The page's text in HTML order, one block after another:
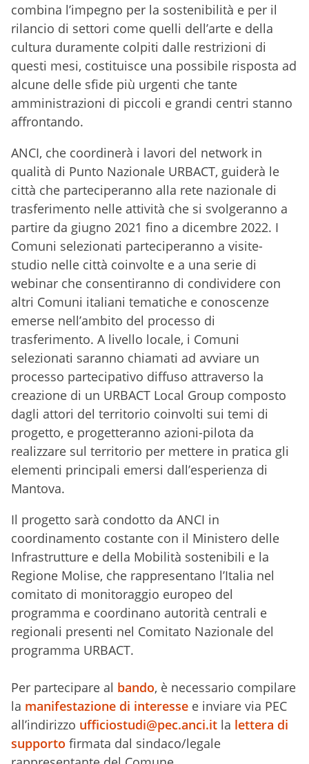
combina l’impegno per la sostenibilità e per il
rilancio di settori come quelli dell’arte e della
cultura duramente colpiti dalle restrizioni di
questi mesi, costituisce una possibile risposta ad
alcune delle sfide più urgenti che tante
amministrazioni di piccoli e grandi centri stanno
affrontando.
ANCI, che coordinerà i lavori del network in
qualità di Punto Nazionale URBACT, guiderà le
città che parteciperanno alla rete nazionale di
trasferimento nelle attività che si svolgeranno a
partire da giugno 2021 fino a dicembre 2022. I
Comuni selezionati parteciperanno a visite-
studio nelle città coinvolte e a una serie di
webinar che consentiranno di condividere con
altri Comuni italiani tematiche e conoscenze
emerse nell’ambito del processo di
trasferimento. A livello locale, i Comuni
selezionati saranno chiamati ad avviare un
processo partecipativo diffuso attraverso la
creazione di un URBACT Local Group composto
dagli attori del territorio coinvolti sui temi di
progetto, e progetteranno azioni-pilota da
realizzare sul territorio per mettere in pratica gli
elementi principali emersi dall’esperienza di
Mantova.
Il progetto sarà condotto da ANCI in
coordinamento costante con il Ministero delle
Infrastrutture e della Mobilità sostenibili e la
Regione Molise, che rappresentano l’Italia nel
comitato di monitoraggio europeo del
programma e coordinano autorità centrali e
regionali presenti nel Comitato Nazionale del
programma URBACT.
Per partecipare al bando, è necessario compilare
la manifestazione di interesse e inviare via PEC
all’indirizzo ufficiostudi@pec.anci.it la lettera di
supporto firmata dal sindaco/legale